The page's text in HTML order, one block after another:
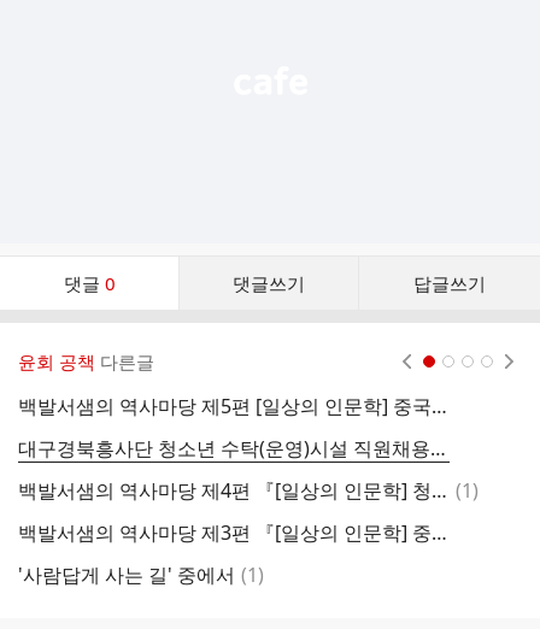
댓글 0 댓글쓰기 답글쓰기
댓
윤회 공책 다른글
백발서샘의 역사마당 제5편 [일상의 인문학] 중국 최악의 참극, 마오쩌둥의 대약진운동 - 서정춘 단우
대구경북흥사단 청소년 수탁(운영)시설 직원채용 공고(수정)
백발서샘의 역사마당 제4편 『[일상의 인문학] 청.러.일의 싸움터가 된 한말의 조선』 - 서정춘 단우 댓
(1)
백발서샘의 역사마당 제3편 『[일상의 인문학] 중국 상고사 속 성군들』 - 서정춘 단우
'사람답게 사는 길' 중에서 댓
(1)